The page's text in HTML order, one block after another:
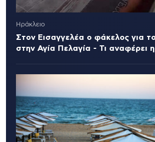
Ηράκλειο
Στον Εισαγγελέα ο φάκελος για
στην Αγία Πελαγία - Τι αναφέρει